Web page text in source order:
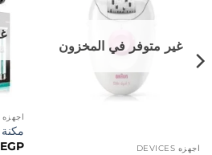
غير متوفر في المخزون
اجهزه DEVICES
اجهزه DEVICES
مكنة
EGP